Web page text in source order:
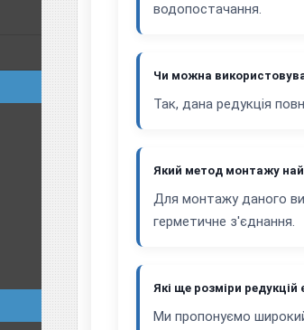
водопостачання.
Чи можна
Так, дана редукція
Який метод монтажу
Для монтажу даного
герметичне з'єднання.
Які ще розміри редукцій
Ми пропонуємо